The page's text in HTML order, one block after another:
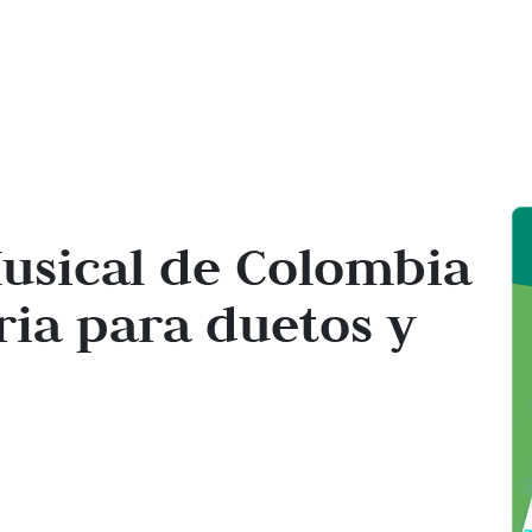
de Colombia
para duetos y